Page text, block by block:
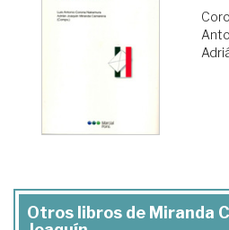
Otros libros de Miranda